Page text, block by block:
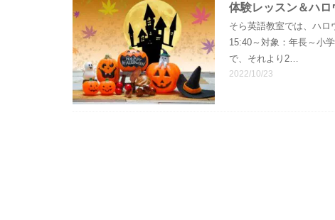
体験レッスン＆ハロ
そら英語教室では、ハロ
15:40～対象：年長～小
で、それより2…
2022/10/23